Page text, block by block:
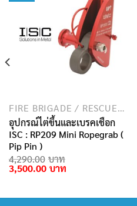
FIRE BRIGADE / RESCUE / SPECIAL FORCES
อุปกรณ์ไต่ขึ้นและเบรคเชือก
ISC : RP209 Mini Ropegrab (
Pip Pin )
4,290.00
Original
price
4,290.00฿.
3,500.00 Current
3,500.00฿.